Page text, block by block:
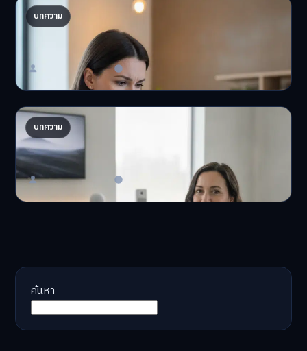
บทความ
ปรับพอร์ตรับ ‘เงินดิจิทัล 2.0’ จัดสรรงบอย่างไรไม่
ให้พัง
'เงินดิจิทัล 2.0' มาแล…
Master Bussiness 23 มิถุนายน 2026
บทความ
AI จัดพอร์ตให้ปัง! เทรนด์ลงทุนยุคใหม่ ไม่ต้องเฝ้า
จอ
AI จัดพอร์ตให้ปัง! หมด…
Master Bussiness 23 มิถุนายน 2026
ค้นหา